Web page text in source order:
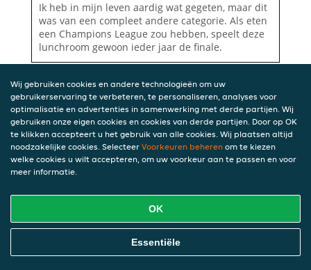
Ik heb in mijn leven aardig wat gegeten, maar dit
was van een compleet andere categorie. Als eten
een Champions League zou hebben, speelt deze
lunchroom gewoon ieder jaar de finale.
Wij gebruiken cookies en andere technologieën om uw
gebruikerservaring te verbeteren, te personaliseren, analyses voor
optimalisatie en advertenties in samenwerking met derde partijen. Wij
gebruiken onze eigen cookies en cookies van derde partijen. Door op OK
te klikken accepteert u het gebruik van alle cookies. Wij plaatsen altijd
noodzakelijke cookies. Selecteer Voorkeuren beheren om te kiezen
welke cookies u wilt accepteren, om uw voorkeur aan te passen en voor
meer informatie.
OK
Essentiële